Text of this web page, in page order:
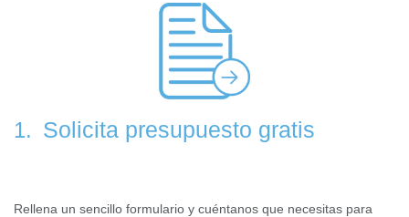
1. Solicita presupuesto gratis
Rellena un sencillo formulario y cuéntanos que necesitas para